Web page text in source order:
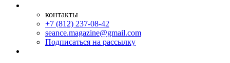
контакты
+7 (812) 237-08-42
seance.magazine@gmail.com
Подписаться на рассылку